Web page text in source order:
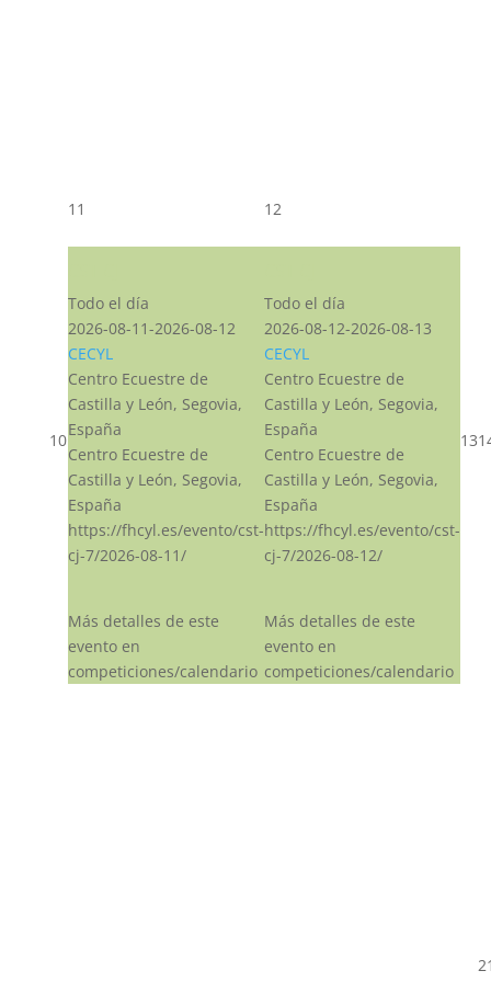
10
11
Todo el día
2026-08-11-2026-08-12
CECYL
Centro Ecuestre de
Castilla y León, Segovia,
España
Centro Ecuestre de
Castilla y León, Segovia,
España
https://fhcyl.es/evento/cst-
cj-7/2026-08-11/
Más detalles de este
evento en
competiciones/calendario
12
Todo el día
2026-08-12-2026-08-13
CECYL
Centro Ecuestre de
Castilla y León, Segovia,
España
Centro Ecuestre de
Castilla y León, Segovia,
España
https://fhcyl.es/evento/cst-
cj-7/2026-08-12/
Más detalles de este
evento en
competiciones/calendario
13